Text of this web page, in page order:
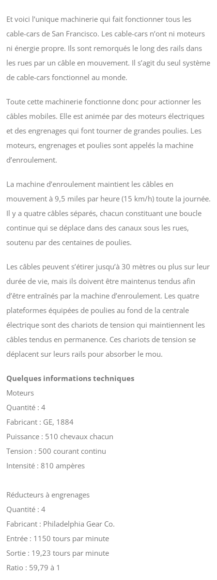
Et voici l’unique machinerie qui fait fonctionner tous les
cable-cars de San Francisco. Les cable-cars n’ont ni moteurs
ni énergie propre. Ils sont remorqués le long des rails dans
les rues par un câble en mouvement. Il s’agit du seul système
de cable-cars fonctionnel au monde.
Toute cette machinerie fonctionne donc pour actionner les
câbles mobiles. Elle est animée par des moteurs électriques
et des engrenages qui font tourner de grandes poulies. Les
moteurs, engrenages et poulies sont appelés la machine
d’enroulement.
La machine d’enroulement maintient les câbles en
mouvement à 9,5 miles par heure (15 km/h) toute la journée.
Il y a quatre câbles séparés, chacun constituant une boucle
continue qui se déplace dans des canaux sous les rues,
soutenu par des centaines de poulies.
Les câbles peuvent s’étirer jusqu’à 30 mètres ou plus sur leur
durée de vie, mais ils doivent être maintenus tendus afin
d’être entraînés par la machine d’enroulement. Les quatre
plateformes équipées de poulies au fond de la centrale
électrique sont des chariots de tension qui maintiennent les
câbles tendus en permanence. Ces chariots de tension se
déplacent sur leurs rails pour absorber le mou.
Quelques informations techniques
Moteurs
Quantité : 4
Fabricant : GE, 1884
Puissance : 510 chevaux chacun
Tension : 500 courant continu
Intensité : 810 ampères
Réducteurs à engrenages
Quantité : 4
Fabricant : Philadelphia Gear Co.
Entrée : 1150 tours par minute
Sortie : 19,23 tours par minute
Ratio : 59,79 à 1